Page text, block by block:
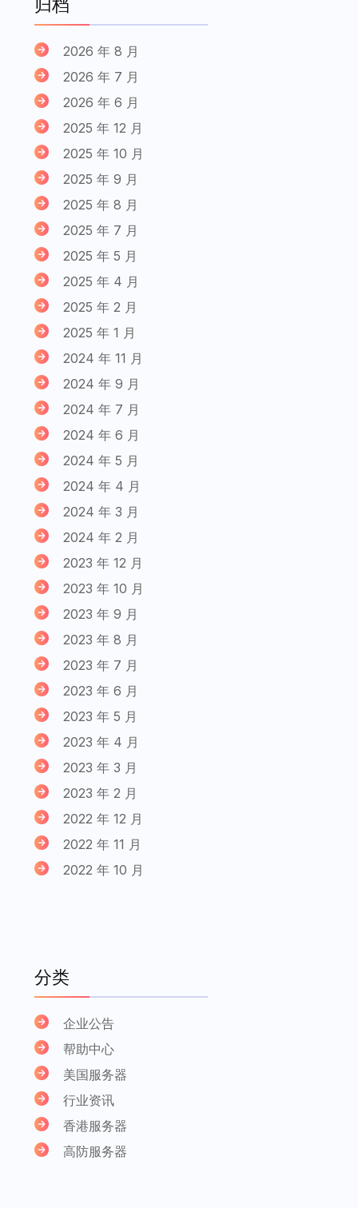
2026 年 8 月
2026 年 7 月
2026 年 6 月
2025 年 12 月
2025 年 10 月
2025 年 9 月
2025 年 8 月
2025 年 7 月
2025 年 5 月
2025 年 4 月
2025 年 2 月
2025 年 1 月
2024 年 11 月
2024 年 9 月
2024 年 7 月
2024 年 6 月
2024 年 5 月
2024 年 4 月
2024 年 3 月
2024 年 2 月
2023 年 12 月
2023 年 10 月
2023 年 9 月
2023 年 8 月
2023 年 7 月
2023 年 6 月
2023 年 5 月
2023 年 4 月
2023 年 3 月
2023 年 2 月
2022 年 12 月
2022 年 11 月
2022 年 10 月
分类
企业公告
帮助中心
美国服务器
行业资讯
香港服务器
高防服务器